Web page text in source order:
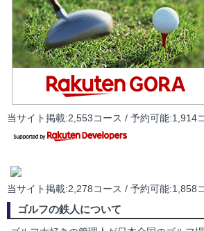
当サイト掲載:2,553コース / 予約可能:1,914
当サイト掲載:2,278コース / 予約可能:1,858
ゴルフの鉄人について